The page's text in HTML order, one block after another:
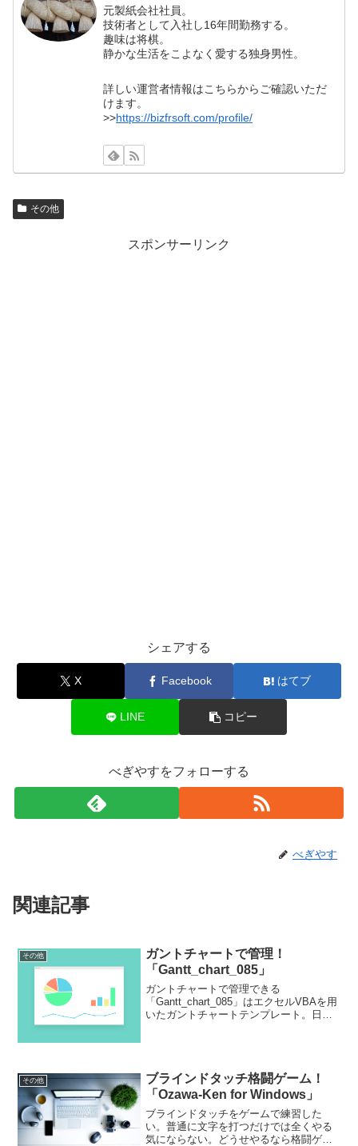
元製紙会社社員。
技術者として入社し16年間勤務する。
趣味は将棋。
静かな生活をこよなく愛する独身男性。
詳しい運営者情報はこちらからご確認いただ
けます。
>>https://bizfrsoft.com/profile/
その他
スポンサーリンク
シェアする
X Facebook はてブ
LINE コピー
べぎやすをフォローする
べぎやす
関連記事
その他
ガントチャートで管理！
「Gantt_chart_085」
ガントチャートで管理できる
「Gantt_chart_085」はエクセルVBAを用
いたガントチャートテンプレート。日単
その他
ブラインドタッチ格闘ゲーム！
「Ozawa-Ken for Windows」
ブラインドタッチをゲームで練習した
い。普通に文字を打つだけでは全くやる
気にならない。どうせやるなら格闘ゲー